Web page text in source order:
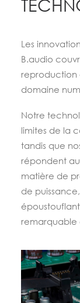
Les
B.audio
reproduction
domaine
Notre
limites de la
tandis que
répondent
matière de
de
remarquable